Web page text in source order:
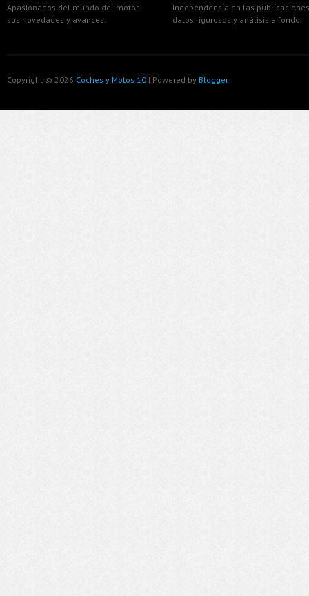
Apasionados del mundo del motor,
sus novedades y avances.
Independencia en las
datos rigurosos y análisis a fondo.
Copyright © 2026 Coches y Motos 10 | Powered by Blogger